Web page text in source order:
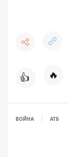
👍 🔥
ВОЙНА АТБ